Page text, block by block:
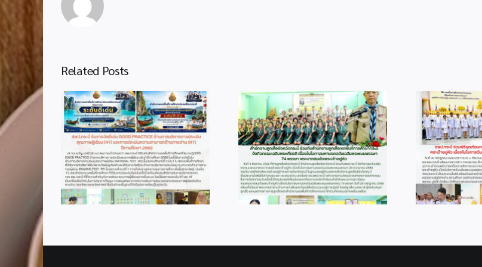
Related Posts
info 4-1 info 28-1